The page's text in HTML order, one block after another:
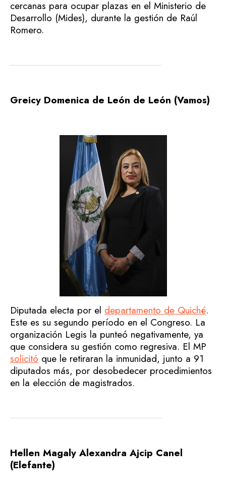
cercanas para ocupar plazas en el Ministerio de
Desarrollo (Mides), durante la gestión de Raúl
Romero.
Greicy Domenica de León de León (Vamos)
Diputada electa por el departamento de Quiché.
Este es su segundo período en el Congreso. La
organización Legis la punteó negativamente, ya
que considera su gestión como regresiva. El MP
solicitó que le retiraran la inmunidad, junto a 91
diputados más, por desobedecer procedimientos
en la elección de magistrados.
Hellen Magaly Alexandra Ajcip Canel
(Elefante)